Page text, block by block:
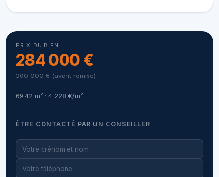
PRIX DU BIEN
284 000 €
300 000 € (avant remise)
69.42 m² · 4 228 €/m²
ÊTRE CONTACTÉ PAR UN CONSEILLER